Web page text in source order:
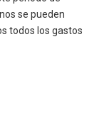
se pueden
todos los gastos